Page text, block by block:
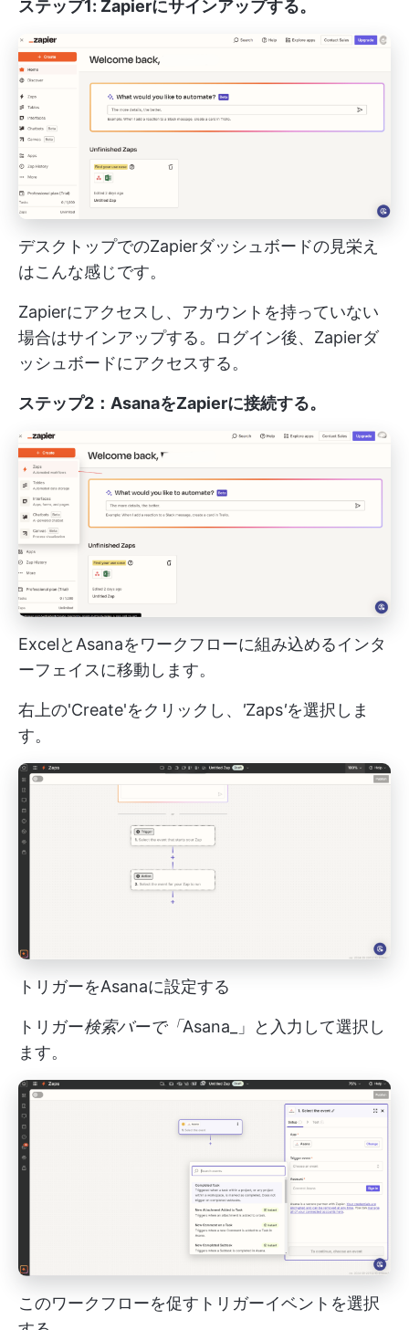
ステップ1: Zapierにサインアップする。
デスクトップでのZapierダッシュボードの見栄え
はこんな感じです。
Zapierにアクセスし、アカウントを持っていない
場合はサインアップする。ログイン後、Zapierダ
ッシュボードにアクセスする。
ステップ2：AsanaをZapierに接続する。
ExcelとAsanaをワークフローに組み込めるインタ
ーフェイスに移動します。
右上の'Create'をクリックし、 'Zaps'を選択しま
す。
トリガーをAsanaに設定する
トリガー検索バーで「Asana_」と入力して選択し
ます。
このワークフローを促すトリガーイベントを選択